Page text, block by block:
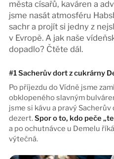
města císařů, kaváren a
jsme nasát atmosféru
sachr a projít si jedny z
v Evropě. A jak naše
dopadlo? Čtěte dál.
#1 Sacherův dort z cukrárny
Po příjezdu do Vídně jsme
obklopeného slavným
jsme si kávu a pravý
dezert.Spor o to, kdo peče
a po ochutnávce u Demelu
výtečná.